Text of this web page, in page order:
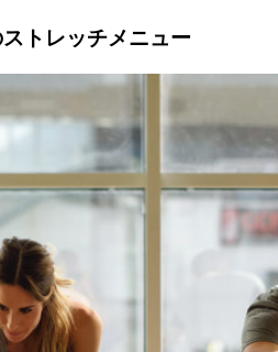
トレッチメニュー